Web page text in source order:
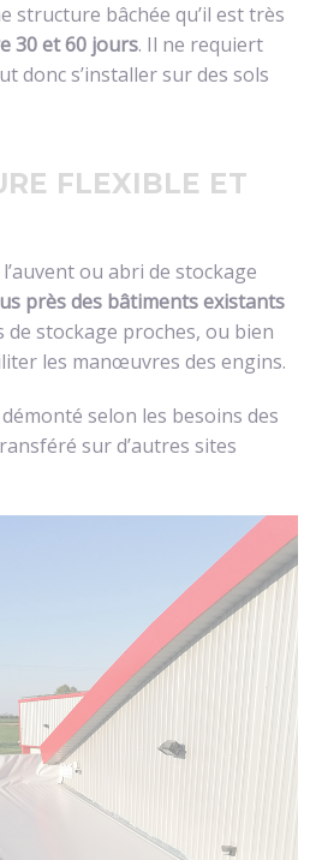
structure bâchée qu’il est très
30 et 60 jours. Il ne requiert
donc s’installer sur des sols
FLEXIBLE ET
l’auvent ou abri de stockage
près des bâtiments existants
de stockage proches, ou bien
les manœuvres des engins.
selon les besoins des
sur d’autres sites